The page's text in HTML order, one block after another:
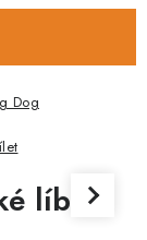
Dog
líbit